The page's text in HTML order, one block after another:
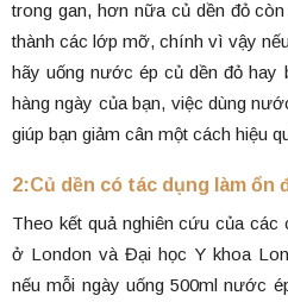
trong gan, hơn nữa củ dền đỏ
thành các lớp mỡ, chính vì vậy
hãy uống nước ép củ dền đỏ hay
hàng ngày của bạn, việc dùng
giúp bạn giảm cân một cách hiệu
2:Củ dền có tác dụng làm ổn
Theo kết quả nghiên cứu của
ở London và Đại học Y khoa
nếu mỗi ngày uống 500ml nước